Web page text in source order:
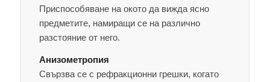
Приспособяване на окото да вижда ясно
предметите, намиращи се на различно
разстояние от него.
Анизометропия
Свързва се с рефракционни грешки, когато